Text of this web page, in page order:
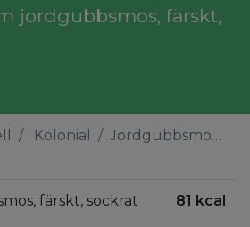
jordgubbsmos, färskt,
Kolonial Jordgubbsmos, färskt, sockrat
färskt, sockrat
81 kcal